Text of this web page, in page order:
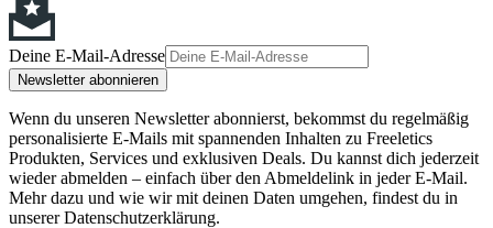
Deine E-Mail-Adresse
Newsletter abonnieren
Wenn du unseren Newsletter abonnierst, bekommst du regelmäßig
personalisierte E-Mails mit spannenden Inhalten zu Freeletics
Produkten, Services und exklusiven Deals. Du kannst dich jederzeit
wieder abmelden – einfach über den Abmeldelink in jeder E-Mail.
Mehr dazu und wie wir mit deinen Daten umgehen, findest du in
unserer Datenschutzerklärung.